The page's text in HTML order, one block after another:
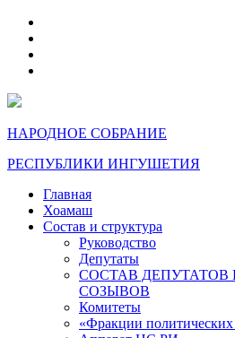
НАРОДНОЕ СОБРАНИЕ
РЕСПУБЛИКИ ИНГУШЕТИЯ
Главная
Хоамаш
Состав и структура
Руководство
Депутаты
СОСТАВ
СОЗЫВОВ
Комитеты
«Фракции